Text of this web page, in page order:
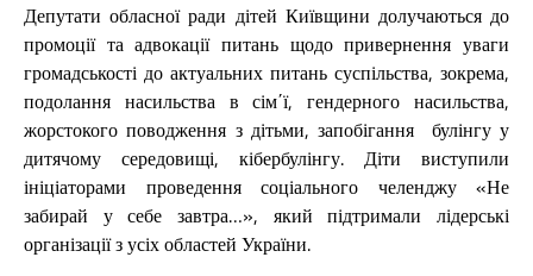
Депутати обласної ради дітей Київщини долучаються до
промоції та адвокації питань щодо привернення уваги
громадськості до актуальних питань суспільства, зокрема,
подолання насильства в сім΄ї, гендерного насильства,
жорстокого поводження з дітьми, запобігання булінгу у
дитячому середовищі, кібербулінгу. Діти виступили
ініціаторами проведення соціального челенджу «Не
забирай у себе завтра…», який підтримали лідерські
організації з усіх областей України.